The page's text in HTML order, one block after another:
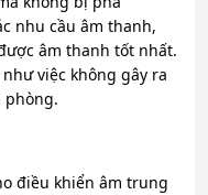
nhu cầu âm thanh,
âm thanh tốt nhất.
việc không gây ra
phòng.
điều khiển âm trung